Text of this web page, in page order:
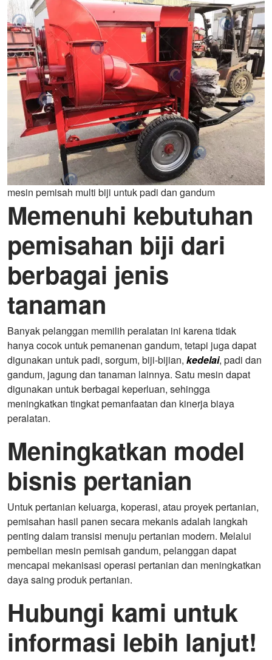
mesin pemisah multi biji untuk padi dan gandum
Memenuhi kebutuhan
pemisahan biji dari
berbagai jenis
tanaman
Banyak pelanggan memilih peralatan ini karena tidak
hanya cocok untuk pemanenan gandum, tetapi juga dapat
digunakan untuk padi, sorgum, biji-bijian, kedelai, padi dan
gandum, jagung dan tanaman lainnya. Satu mesin dapat
digunakan untuk berbagai keperluan, sehingga
meningkatkan tingkat pemanfaatan dan kinerja biaya
peralatan.
Meningkatkan model
bisnis pertanian
Untuk pertanian keluarga, koperasi, atau proyek pertanian,
pemisahan hasil panen secara mekanis adalah langkah
penting dalam transisi menuju pertanian modern. Melalui
pembelian mesin pemisah gandum, pelanggan dapat
mencapai mekanisasi operasi pertanian dan meningkatkan
daya saing produk pertanian.
Hubungi kami untuk
informasi lebih lanjut!